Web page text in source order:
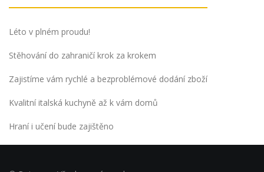
Léto v plném proudu!
Stěhování do zahraničí krok za krokem
Zajistíme vám rychlé a bezproblémové dodání zboží
Kvalitní italská kuchyně až k vám domů
Hraní i učení bude zajištěno